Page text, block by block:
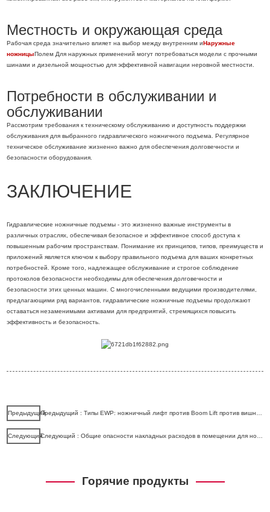
Местность и окружающая среда
Рабочая среда значительно влияет на выбор между внутренним и Наружные
ножницыПолем Для наружных применений могут потребоваться модели с прочными
шинами и дизельной мощностью для эффективной навигации неровной местности.
Потребности в обслуживании и
обслуживании
Рассмотрим требования к техническому обслуживанию и доступность поддержки
обслуживания для выбранного гидравлического ножничного подъема. Регулярное
техническое обслуживание жизненно важно для обеспечения долговечности и
безопасности оборудования.
ЗАКЛЮЧЕНИЕ
Гидравлические ножничные подъемы - это жизненно важные инструменты в
различных отраслях, обеспечивая безопасное и эффективное способ доступа к
повышенным рабочим пространствам. Понимание их принципов, типов, преимуществ и
приложений является ключом к выбору правильного подъема для ваших конкретных
потребностей. Кроме того, надлежащее обслуживание и строгое соблюдение
протоколов безопасности необходимы для обеспечения долговечности и
безопасности этих ценных машин. С многочисленными ведущими производителями,
предлагающими ряд вариантов, гидравлические ножничные подъемы продолжают
оставаться незаменимыми активами для предприятий, стремящихся повысить
эффективность и безопасность.
ПредыдущийПредыдущий : Типы EWP: ножничный лифт против Boom Lift против вишневой сборщика
СледующийСледующий : Общие опасности накладных расходов в помещении для ножниц
Горячие продукты